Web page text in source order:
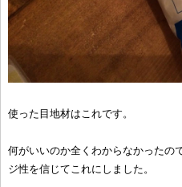
使った目地材はこれです。
何がいいのか全くわからなかったの
ジ性を信じてこれにしました。